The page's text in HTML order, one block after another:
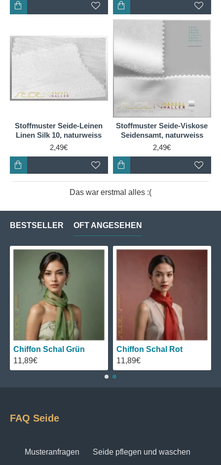
Stoffmuster Seide-Leinen
Linen Silk 10, naturweiss
2,49€
Stoffmuster Seide-Viskose
Seidensamt, naturweiss
2,49€
Das war erstmal alles :(
BESTSELLER OFT ANGESEHEN
Chiffon Schal Grün
11,89€
Chiffon Schal Rot
11,89€
FAQ Seide
Musteranfragen Seide pflegen und waschen